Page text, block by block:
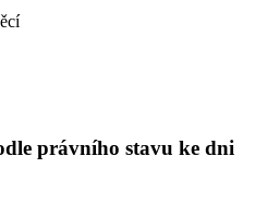
právního stavu ke dni